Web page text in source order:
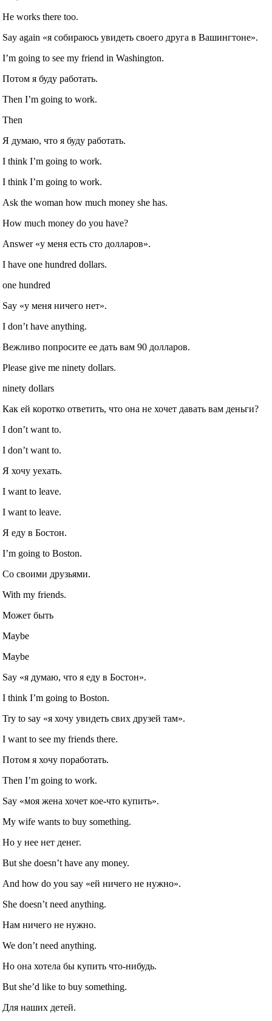
He works there too.
Say again «я собираюсь увидеть своего друга в Вашингтоне».
I’m going to see my friend in Washington.
Потом я буду работать.
Then I’m going to work.
Then
Я думаю, что я буду работать.
I think I’m going to work.
I think I’m going to work.
Ask the woman how much money she has.
How much money do you have?
Answer «у меня есть сто долларов».
I have one hundred dollars.
one hundred
Say «у меня ничего нет».
I don’t have anything.
Вежливо попросите ее дать вам 90 долларов.
Please give me ninety dollars.
ninety dollars
Как ей коротко ответить, что она не хочет давать вам деньги?
I don’t want to.
I don’t want to.
Я хочу уехать.
I want to leave.
I want to leave.
Я еду в Бостон.
I’m going to Boston.
Co своими друзьями.
With my friends.
Может быть
Maybe
Maybe
Say «я думаю, что я еду в Бостон».
I think I’m going to Boston.
Try to say «я хочу увидеть свих друзей там».
I want to see my friends there.
Потом я хочу поработать.
Then I’m going to work.
Say «моя жена хочет кое‐что купить».
My wife wants to buy something.
Но у нее нет денег.
But she doesn’t have any money.
And how do you say «ей ничего не нужно».
She doesn’t need anything.
Нам ничего не нужно.
We don’t need anything.
Но она хотела бы купить что‐нибудь.
But she’d like to buy something.
Для наших детей.